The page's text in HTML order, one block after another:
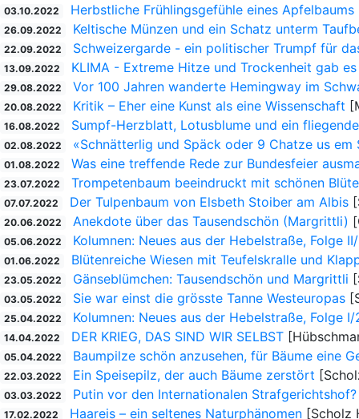
03.10.2022 Herbstliche Frühlingsgefühle eines Apfelbaums
26.09.2022 Keltische Münzen und ein Schatz unterm
22.09.2022 Schweizergarde - ein politischer Trumpf für
13.09.2022 KLIMA - Extreme Hitze und Trockenheit gab
29.08.2022 Vor 100 Jahren wanderte Hemingway im
20.08.2022 Kritik – Eher eine Kunst als eine Wissenschaft
16.08.2022 Sumpf-Herzblatt, Lotusblume und ein
02.08.2022 «Schnätterlig und Späck oder 9 Chatze us
01.08.2022 Was eine treffende Rede zur Bundesfeier
23.07.2022 Trompetenbaum beeindruckt mit schönen
07.07.2022 Der Tulpenbaum von Elsbeth Stoiber am Albis
20.06.2022 Anekdote über das Tausendschön (Margrittli)
05.06.2022 Kolumnen: Neues aus der Hebelstraße, Folge
01.06.2022 Blütenreiche Wiesen mit Teufelskralle und
23.05.2022 Gänseblümchen: Tausendschön und Margrittli
03.05.2022 Sie war einst die grösste Tanne Westeuropas
25.04.2022 Kolumnen: Neues aus der Hebelstraße, Folge
14.04.2022 DER KRIEG, DAS SIND WIR SELBST
05.04.2022 Baumpilze schön anzusehen, für Bäume eine
22.03.2022 Ein Speisepilz, der auch Bäume zerstört
03.03.2022 Putin vor den Internationalen Strafgerichtshof?
17.02.2022 Haareis – ein seltenes Naturphänomen[Scholz